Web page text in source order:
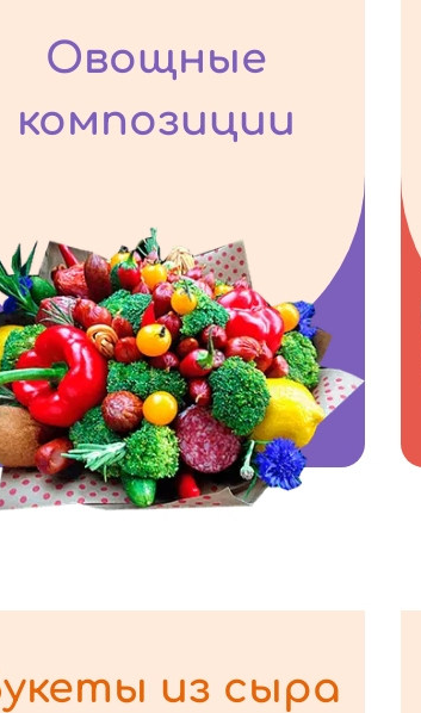
Овощные
композиции
из сыра